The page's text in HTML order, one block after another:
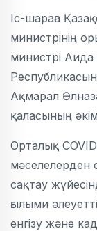
Іс-шараға
министрінің
министрі Аида
Ақмарал
қаласының
Орталық
мәселелерден
сақтау
ғылыми
енгізу және